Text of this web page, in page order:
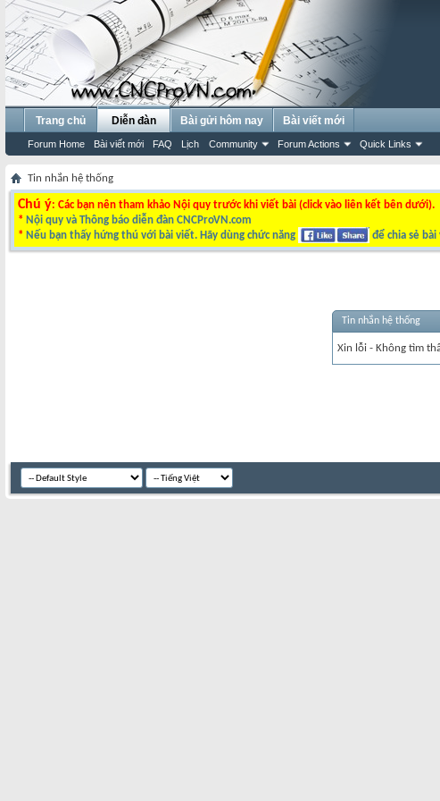
Trang chủ Diễn đàn
Forum Home Bài viết mới FAQ Lịch Community Forum Actions Quick Links
Bài gửi hôm nay Bài viết mới
Tin nhắn hệ thống
Chú ý: Các bạn nên tham khảo Nội quy trước khi viết bài (click vào liên kết bên dưới).
* Nội quy và Thông báo diễn đàn CNCProVN.com
* Nếu bạn thấy hứng thú với bài viết. Hãy dùng chức năng để chia sẻ
Tin nhắn hệ thống
Xin lỗi - Không tìm